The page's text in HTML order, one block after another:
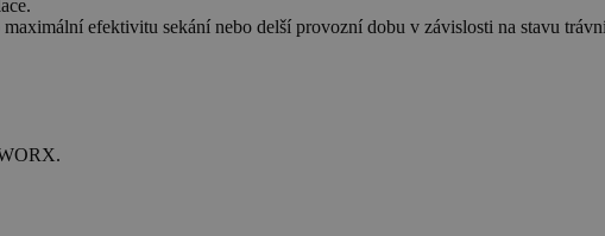
efektivitu sekání nebo delší provozní dobu v závislosti na stavu